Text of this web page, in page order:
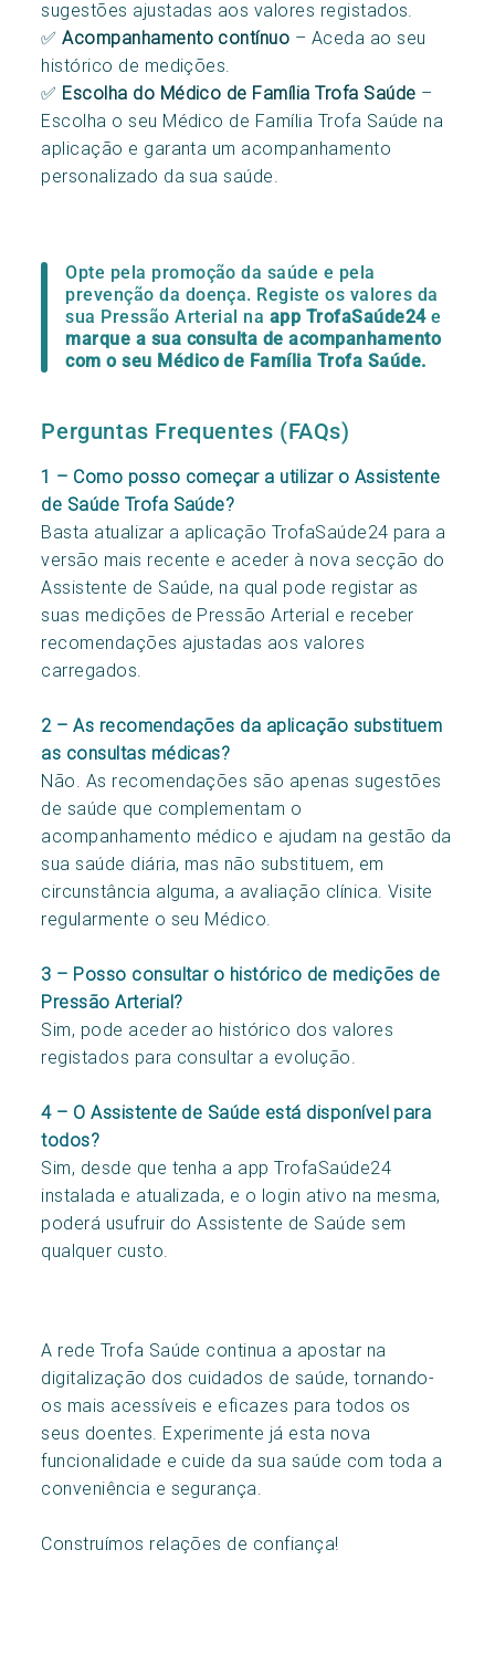
sugestões ajustadas aos valores registados.
✅Acompanhamento contínuo – Aceda ao seu
histórico de medições.
✅ Escolha do Médico de Família Trofa Saúde –
Escolha o seu Médico de Família Trofa Saúde na
aplicação e garanta um acompanhamento
personalizado da sua saúde.
Opte pela promoção da saúde e pela
prevenção da doença. Registe os valores da
sua Pressão Arterial na app TrofaSaúde24e
marque a sua consulta de acompanhamento
com o seu Médico de Família Trofa Saúde.
Perguntas Frequentes (FAQs)
1 – Como posso começar a utilizar o Assistente
de Saúde Trofa Saúde?
Basta atualizar a aplicação TrofaSaúde24 para a
versão mais recente e aceder à nova secção do
Assistente de Saúde, na qual pode registar as
suas medições de Pressão Arterial e receber
recomendações ajustadas aos valores
carregados.
2 – As recomendações da aplicação substituem
as consultas médicas?
Não. As recomendações são apenas sugestões
de saúde que complementam o
acompanhamento médico e ajudam na gestão da
sua saúde diária, mas não substituem, em
circunstância alguma, a avaliação clínica. Visite
regularmente o seu Médico.
3 – Posso consultar o histórico de medições de
Pressão Arterial?
Sim, pode aceder ao histórico dos valores
registados para consultar a evolução.
4 – O Assistente de Saúde está disponível para
todos?
Sim, desde que tenha a app TrofaSaúde24
instalada e atualizada, e o login ativo na mesma,
poderá usufruir do Assistente de Saúde sem
qualquer custo.
A rede Trofa Saúde continua a apostar na
digitalização dos cuidados de saúde, tornando-
os mais acessíveis e eficazes para todos os
seus doentes. Experimente já esta nova
funcionalidade e cuide da sua saúde com toda a
conveniência e segurança.
Construímos relações de confiança!